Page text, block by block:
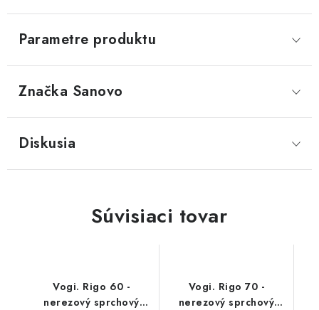
Parametre produktu
Značka Sanovo
Diskusia
Súvisiaci tovar
Vogi. Rigo 60 -
nerezový sprchový
Vogi. Rigo 70 -
nerezový sprchový